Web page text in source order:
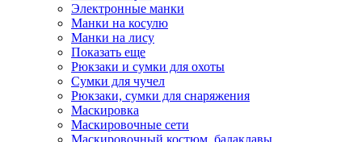
Электронные манки
Манки на косулю
Манки на лису
Показать еще
Рюкзаки и сумки для охоты
Сумки для чучел
Рюкзаки, сумки для снаряжения
Маскировка
Маскировочные сети
Маскировочный костюм, балаклавы